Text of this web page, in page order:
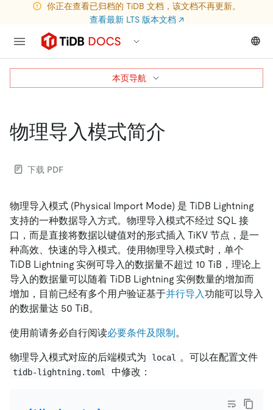
你正在查看已归档的 TiDB 文档，该文档不再更新。
查看最新 LTS 版本文档 ↗
物理导入模式简介
下载 PDF
物理导入模式 (Physical Import Mode) 是 TiDB Lightning
支持的一种数据导入方式。物理导入模式不经过 SQL 接
口，而是直接将数据以键值对的形式插入 TiKV 节点，是一
种高效、快速的导入模式。使用物理导入模式时，单个
TiDB Lightning 实例可导入的数据量不超过 10 TiB，理论上
导入的数据量可以随着 TiDB Lightning 实例数量的增加而
增加，目前已经有多个用户验证基于并行导入功能可以导入
的数据量达 50 TiB。
使用前请务必自行阅读必要条件及限制。
物理导入模式对应的后端模式为 local 。可以在配置文件
tidb-lightning.toml 中修改：
本页导航